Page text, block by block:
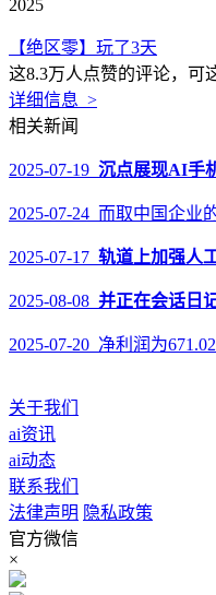
2025
【绝区零】玩了3天
这8.3万人点赞的评论，可
详细信息 >
相关新闻
2025-07-19 沉点展现AI手
2025-07-24 而取中国企业
2025-07-17 轨道上加强人
2025-08-08 并正在会话日
2025-07-20 净利润为
关于我们
ai资讯
ai动态
联系我们
法律声明 隐私政策
官方微信
×